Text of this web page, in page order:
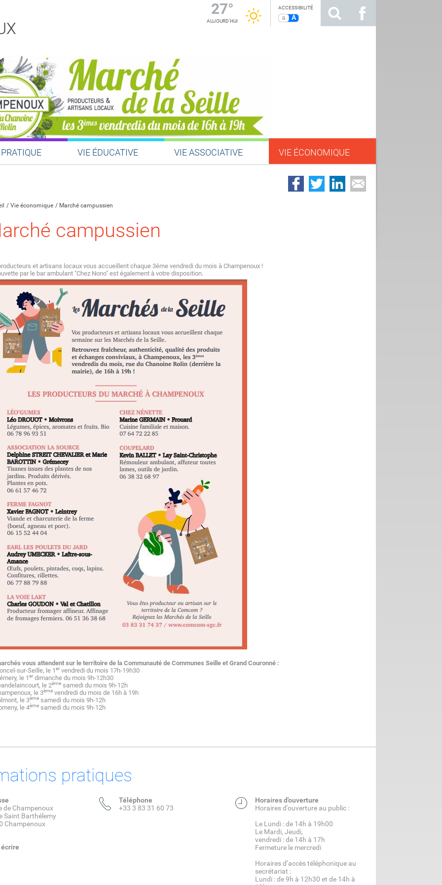
27°
AUJOURD'HUI
ACCESSIBILITÉ
a A
VIE ÉDUCATIVE VIE ASSOCIATIVE VIE ÉCONOMIQUE
Vie économique Marché campussien
campussien
et artisans locaux vous accueillent chaque 3ème vendredi du mois à Champenoux !
par le bar ambulant "Chez Nono" est également à votre disposition.
vous attendent sur le territoire de la Communauté de Communes Seille et Grand Couronné :
sur-Seille, le 1ervendredi du mois 17h-19h30
le 1erdimanche du mois 9h-12h30
le 2ème samedi du mois 9h-12h
le 3ème vendredi du mois de 16h à 19h
le 3ème samedi du mois 9h-12h
le 4ème samedi du mois 9h-12h
pratiques
de Champenoux
Saint Barthélemy
Champenoux
écrire
Téléphone
+33 3 83 31 60 73
Horaires d'ouverture
Horaires d'ouverture au public :
Le Lundi : de 14h à 19h00
Le Mardi, Jeudi,
vendredi : de 14h à 17h
Fermeture le mercredi
Horaires d’accès téléphonique au
secrétariat :
Lundi : de 9h à 12h30 et de 14h à